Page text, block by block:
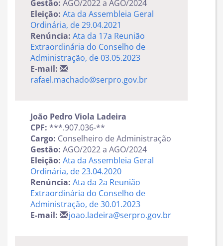
Gestão: AGO/2022 a AGO/2024
Eleição: Ata da Assembleia Geral
Ordinária, de 29.04.2021
Renúncia: Ata da 17a Reunião
Extraordinária do Conselho de
Administração, de 03.05.2023
E-mail:
rafael.machado@serpro.gov.br
João Pedro Viola Ladeira
CPF: ***.907.036-**
Cargo: Conselheiro de Administração
Gestão: AGO/2022 a AGO/2024
Eleição: Ata da Assembleia Geral
Ordinária, de 23.04.2020
Renúncia: Ata da 2a Reunião
Extraordinária do Conselho de
Administração, de 30.01.2023
E-mail:
joao.ladeira@serpro.gov.br